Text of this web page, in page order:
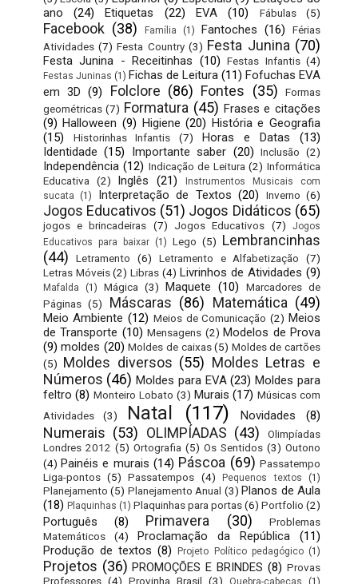
ano
(24) Etiquetas (22) EVA (10) Fábulas (5)
Facebook (38) Família (1) Fantoches (16)
Férias
Atividades (7) Festa Country (3) Festa Junina (70)
Festa Junina - Receitinhas (10) Festas Infantis (4)
Festas Juninas (1) Fichas de Leitura (11) Fofuchas EVA
em 3D (9) Folclore (86) Fontes (35)
Formas
geométricas (7) Formatura (45) Frases e citações
(9) Halloween (9) Higiene (20) História e Geografia
(15)
Historinhas Infantis (7) Horas e Datas
(13)
Identidade (15) Importante saber (20) Inclusão (2)
Independência (12) Indicação de Leitura (2) Informática
Educativa
(2) Inglês (21)
Instrumentos Musicais com
sucata
(1) Interpretação de Textos (20) Inverno (6)
Jogos Educativos (51) Jogos Didáticos (65)
jogos e brincadeiras (7) Jogos Educativos (7)
Jogos
Educativos para baixar (1) Lego (5) Lembrancinhas
(44)
Letramento (6) Letramento e Alfabetização
(7)
Letras Móveis (2) Libras (4) Livrinhos de Atividades (9)
Mafalda (1) Mágica (3) Maquete (10)
Marcadores de
Páginas (5) Máscaras (86) Matemática (49)
Meio Ambiente (12) Meios de Comunicação (2) Meios
de Transporte (10) Mensagens (2) Modelos de Prova
(9) moldes (20) Moldes de caixas (5) Moldes de cartões
(5) Moldes diversos (55) Moldes Letras e
Números (46) Moldes para EVA (23) Moldes para
feltro (8) Monteiro Lobato (3) Murais (17) Músicas com
Atividades
(3) Natal (117) Novidades (8)
Numerais (53) OLIMPÍADAS (43)
Olimpíadas
Londres 2012 (5) Ortografia (5) Os Sentidos (3) Outono
(4) Painéis e murais (14) Páscoa (69) Passatempo
Liga-pontos (5) Passatempos (4) Pequenos textos (1)
Planejamento (5) Planejamento Anual (3) Planos de Aula
(18) Plaquinhas (1) Plaquinhas para portas(6) Portfolio (2)
Português (8) Primavera (30)
Problemas
Matemáticos
(4) Proclamação da República
(11)
Produção de textos (8) Projeto Político pedagógico (1)
Projetos (36) PROMOÇÕES E BRINDES (8) Provas
Professores (4) Provinha Brasil (3) Quebra-cabeças (1)